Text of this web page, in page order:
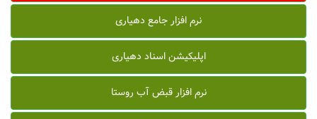
نرم افزار جامع دهیاری
اپلیکیشن اسناد دهیاری
نرم افزار قبض آب روستا